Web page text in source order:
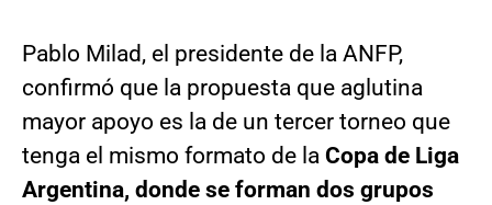
Pablo Milad, el presidente de la ANFP,
confirmó que la propuesta que aglutina
mayor apoyo es la de un tercer torneo que
tenga el mismo formato de la Copa de Liga
Argentina, donde se forman dos grupos